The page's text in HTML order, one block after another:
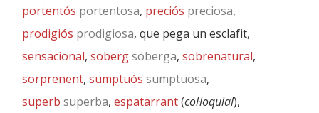
portentós portentosa, preciós preciosa,
prodigiós prodigiosa, que pega un esclafit,
sensacional, sobergsoberga, sobrenatural,
sorprenent, sumptuós sumptuosa,
superb superba, espatarrant(col·loquial),